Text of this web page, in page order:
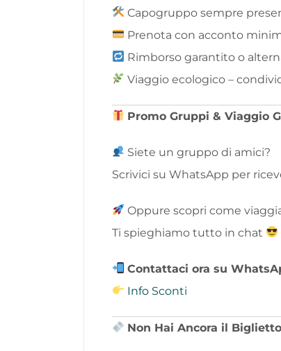
Capogruppo sempre
Prenota con acconto
Rimborso garantito o
Viaggio ecologico –
Promo Gruppi & Viaggio
Siete un gruppo di amici?
Scrivici su WhatsApp per
Oppure scopri come
Ti spieghiamo tutto in chat
Contattaci ora su
Info Sconti
Non Hai Ancora il